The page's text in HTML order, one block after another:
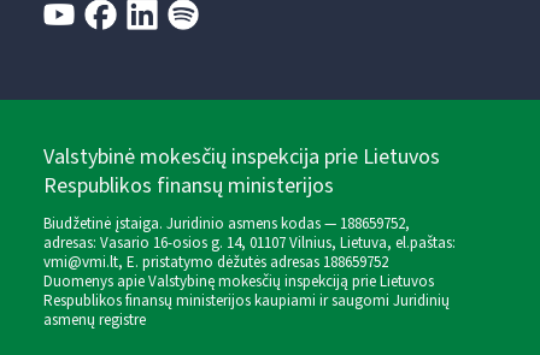
Valstybinė mokesčių inspekcija prie Lietuvos
Respublikos finansų ministerijos
Biudžetinė įstaiga. Juridinio asmens kodas — 188659752,
adresas: Vasario 16-osios g. 14, 01107 Vilnius, Lietuva, el.paštas:
vmi@vmi.lt, E. pristatymo dėžutės adresas 188659752
Duomenys apie Valstybinę mokesčių inspekciją prie Lietuvos
Respublikos finansų ministerijos kaupiami ir saugomi Juridinių
asmenų registre